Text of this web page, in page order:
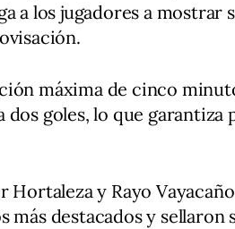
a los jugadores a mostrar
máxima de cinco
goles, lo que garantiza
Hortaleza y Rayo
más destacados y sellaron